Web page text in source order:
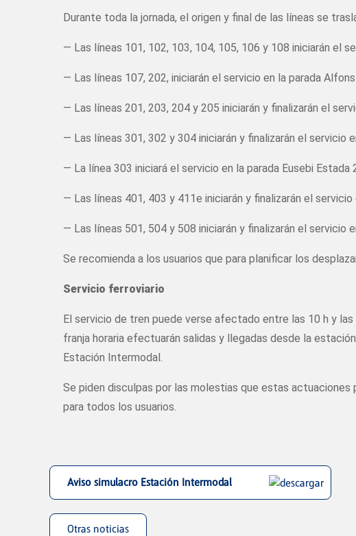
Durante toda la jornada, el origen y final de las líneas se
— Las líneas 101, 102, 103, 104, 105, 106 y 108 iniciarán el
— Las líneas 107, 202, iniciarán el servicio en la parada
— Las líneas 201, 203, 204 y 205 iniciarán y finalizarán el
— Las líneas 301, 302 y 304 iniciarán y finalizarán el servicio
— La línea 303 iniciará el servicio en la parada Eusebi Estada
— Las líneas 401, 403 y 411e iniciarán y finalizarán el servicio
— Las líneas 501, 504 y 508 iniciarán y finalizarán el servicio
Se recomienda a los usuarios que para planificar los
Servicio ferroviario
El servicio de tren puede verse afectado entre las 10 h y
franja horaria efectuarán salidas y llegadas desde la
Estación Intermodal.
Se piden disculpas por las molestias que estas actuaciones
para todos los usuarios.
Aviso simulacro Estación Intermodal
Otras noticias